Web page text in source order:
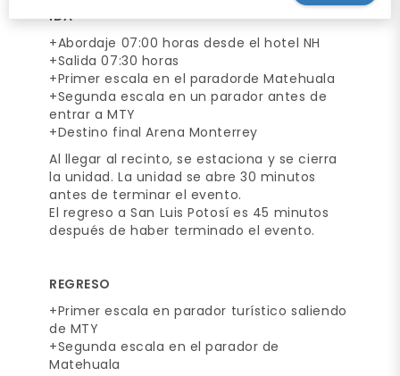
IDA
+Abordaje 07:00 horas desde el hotel NH
+Salida 07:30 horas
+Primer escala en el paradorde Matehuala
+Segunda escala en un parador antes de
entrar a MTY
+Destino final Arena Monterrey
Al llegar al recinto, se estaciona y se cierra
la unidad. La unidad se abre 30 minutos
antes de terminar el evento.
El regreso a San Luis Potosí es 45 minutos
después de haber terminado el evento.
REGRESO
+Primer escala en parador turístico saliendo
de MTY
+Segunda escala en el parador de
Matehuala